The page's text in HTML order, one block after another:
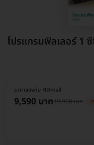
โปรแกรมฟิลเลอร์ 1
ราคาจองกับ HDmall
9,590 บาท19,900 บาท